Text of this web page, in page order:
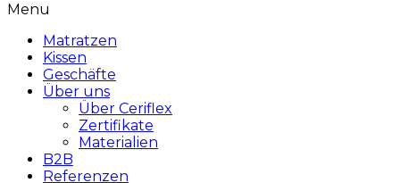
Menu
Matratzen
Kissen
Geschäfte
Über uns
Über Ceriflex
Zertifikate
Materialien
B2B
Referenzen